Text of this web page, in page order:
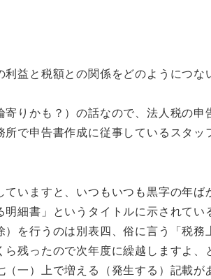
益と税額との関係をどのようにつ
りかも？）の話なので、法人税の
で申告書作成に従事しているスタ
いますと、いつもいつも黒字の年
細書」というタイトルに示されて
を行うのは別表四、俗に言う「税
残ったので次年度に繰越しますよ
一）上で増える（発生する）記載が